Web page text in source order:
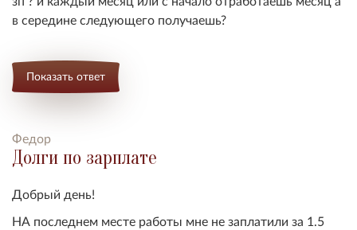
в середине следующего получаешь?
Показать ответ
Федор
Долги по зарплате
Добрый день!
НА последнем месте работы мне не заплатили за 1.5